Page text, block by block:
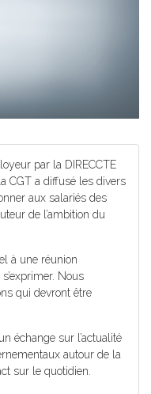
par la DIRECCTE
CGT a diffusé les divers
aux salariés des
de l’ambition du
à une réunion
Nous
qui devront être
échange sur l’actualité
autour de la
sur le quotidien.